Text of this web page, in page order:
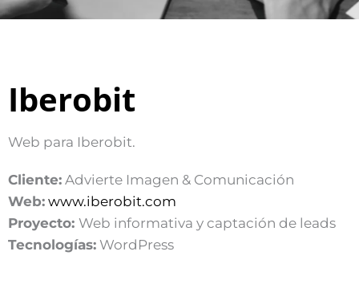
Iberobit
Web para Iberobit.
Cliente: Advierte Imagen & Comunicación
Web: www.iberobit.com
Proyecto: Web informativa y captación de leads
Tecnologías: WordPress